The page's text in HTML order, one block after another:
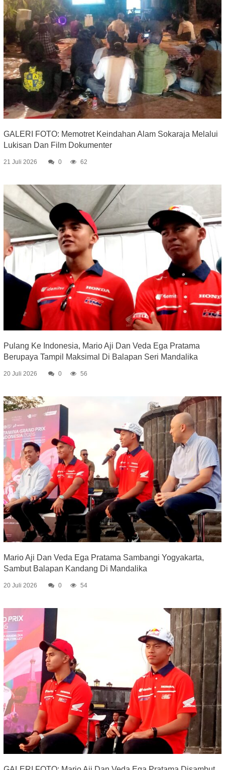
GALERI FOTO: Memotret Keindahan Alam Sokaraja Melalui
Lukisan Dan Film Dokumenter
21 Juli 2026 0 62
Pulang Ke Indonesia, Mario Aji Dan Veda Ega Pratama
Berupaya Tampil Maksimal Di Balapan Seri Mandalika
20 Juli 2026 0 56
Mario Aji Dan Veda Ega Pratama Sambangi Yogyakarta,
Sambut Balapan Kandang Di Mandalika
20 Juli 2026 0 54